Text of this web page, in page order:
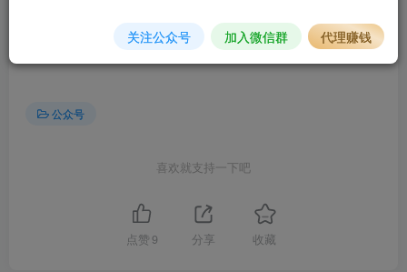
文章版权归作者所有，未经允许请勿转载。
公众号
喜欢就支持一下吧
点赞 9 分享 收藏
关注公众号 加入微信群 代理赚钱